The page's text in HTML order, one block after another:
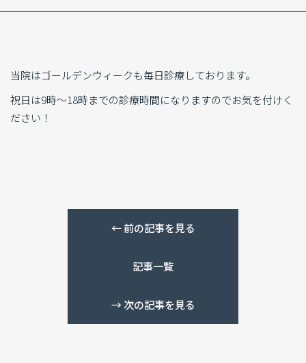
当院はゴールデンウィークも毎日診療しております。
祝日は9時～18時までの診療時間になりますのでお気を付けく
ださい！
← 前の記事を見る
記事一覧
→次の記事を見る